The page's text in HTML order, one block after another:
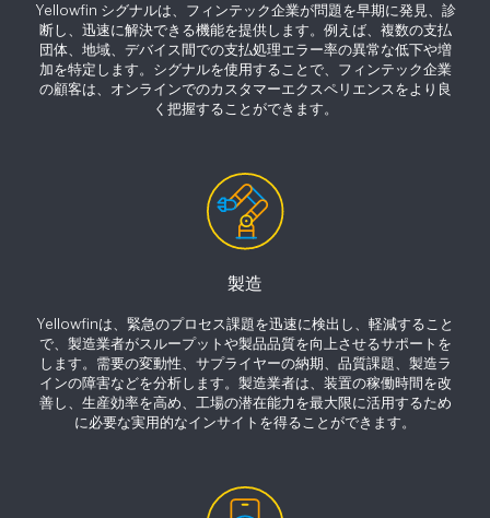
Yellowfin シグナルは、フィンテック企業が問題を早期に発見、診
断し、迅速に解決できる機能を提供します。例えば、複数の支払
団体、地域、デバイス間での支払処理エラー率の異常な低下や増
加を特定します。シグナルを使用することで、フィンテック企業
の顧客は、オンラインでのカスタマーエクスペリエンスをより良
く把握することができます。
製造
Yellowfinは、緊急のプロセス課題を迅速に検出し、軽減すること
で、製造業者がスループットや製品品質を向上させるサポートを
します。需要の変動性、サプライヤーの納期、品質課題、製造ラ
インの障害などを分析します。製造業者は、装置の稼働時間を改
善し、生産効率を高め、工場の潜在能力を最大限に活用するため
に必要な実用的なインサイトを得ることができます。